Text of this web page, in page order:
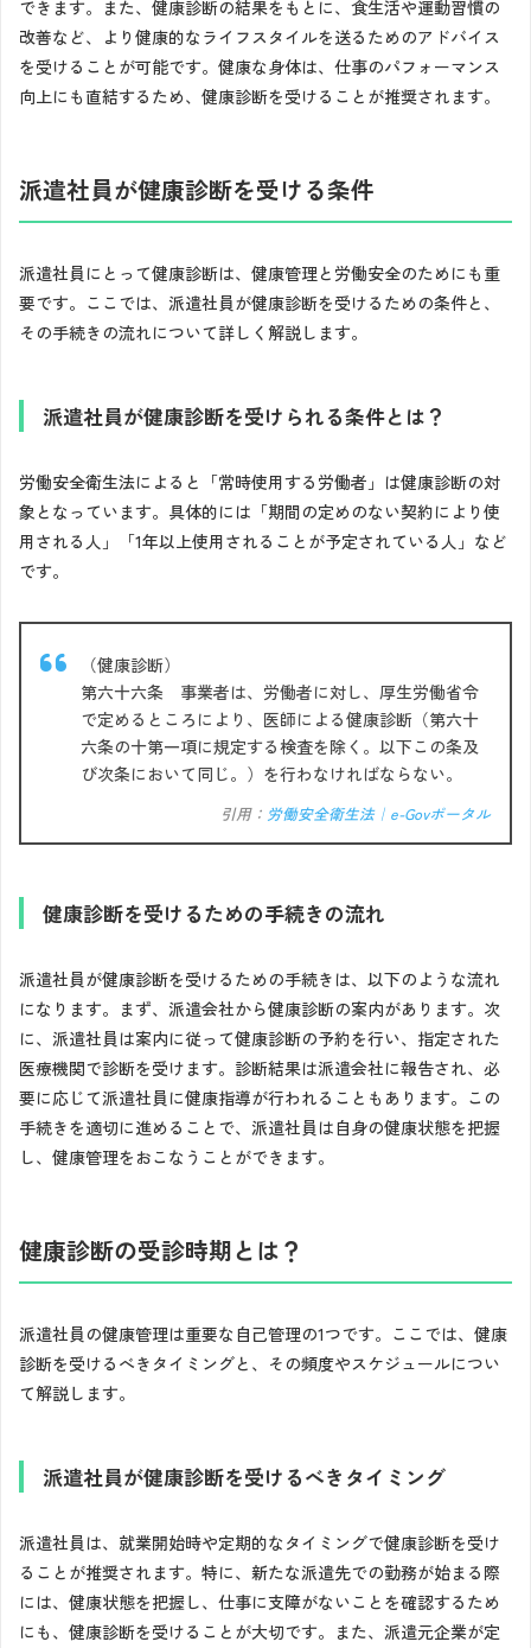
できます。また、健康診断の結果をもとに、食生活や運動習慣の
改善など、より健康的なライフスタイルを送るためのアドバイス
を受けることが可能です。健康な身体は、仕事のパフォーマンス
向上にも直結するため、健康診断を受けることが推奨されます。
派遣社員が健康診断を受ける条件
派遣社員にとって健康診断は、健康管理と労働安全のためにも重
要です。ここでは、派遣社員が健康診断を受けるための条件と、
その手続きの流れについて詳しく解説します。
派遣社員が健康診断を受けられる条件とは？
労働安全衛生法によると「常時使用する労働者」は健康診断の対
象となっています。具体的には「期間の定めのない契約により使
用される人」「1年以上使用されることが予定されている人」など
です。
（健康診断）
第六十六条 事業者は、労働者に対し、厚生労働省令
で定めるところにより、医師による健康診断（第六十
六条の十第一項に規定する検査を除く。以下この条及
び次条において同じ。）を行わなければならない。
引用： 労働安全衛生法｜e-Govポータル
健康診断を受けるための手続きの流れ
派遣社員が健康診断を受けるための手続きは、以下のような流れ
になります。まず、派遣会社から健康診断の案内があります。次
に、派遣社員は案内に従って健康診断の予約を行い、指定された
医療機関で診断を受けます。診断結果は派遣会社に報告され、必
要に応じて派遣社員に健康指導が行われることもあります。この
手続きを適切に進めることで、派遣社員は自身の健康状態を把握
し、健康管理をおこなうことができます。
健康診断の受診時期とは？
派遣社員の健康管理は重要な自己管理の1つです。ここでは、健康
診断を受けるべきタイミングと、その頻度やスケジュールについ
て解説します。
派遣社員が健康診断を受けるべきタイミング
派遣社員は、就業開始時や定期的なタイミングで健康診断を受け
ることが推奨されます。特に、新たな派遣先での勤務が始まる際
には、健康状態を把握し、仕事に支障がないことを確認するため
にも、健康診断を受けることが大切です。また、派遣元企業が定